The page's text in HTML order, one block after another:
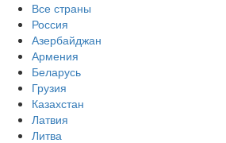
Все страны
Россия
Азербайджан
Армения
Беларусь
Грузия
Казахстан
Латвия
Литва